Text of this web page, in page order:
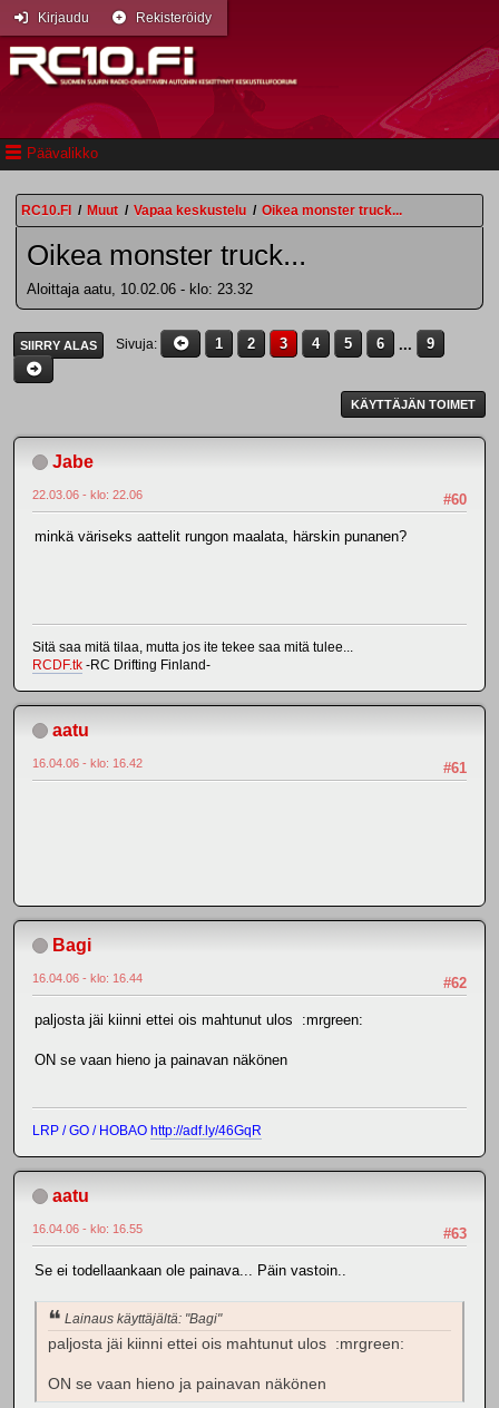
Päävalikko
Kirjaudu Rekisteröidy
RC10.FI / Muut / Vapaa keskustelu / Oikea monster truck...
Oikea monster truck...
Aloittaja aatu, 10.02.06 - klo: 23.32
SIIRRY ALAS Sivuja 1 2 3 4 5 6 ... 9
KÄYTTÄJÄN TOIMET
Jabe
#60
22.03.06 - klo: 22.06
minkä väriseks aattelit rungon maalata, härskin punanen?
Sitä saa mitä tilaa, mutta jos ite tekee saa mitä tulee...
RCDF.tk -RC Drifting Finland-
aatu
#61
16.04.06 - klo: 16.42
Bagi
#62
16.04.06 - klo: 16.44
paljosta jäi kiinni ettei ois mahtunut ulos :mrgreen:
ON se vaan hieno ja painavan näkönen
LRP / GO / HOBAO http://adf.ly/46GqR
aatu
#63
16.04.06 - klo: 16.55
Se ei todellaankaan ole painava... Päin vastoin..
Lainaus käyttäjältä: "Bagi"
paljosta jäi kiinni ettei ois mahtunut ulos :mrgreen:
ON se vaan hieno ja painavan näkönen